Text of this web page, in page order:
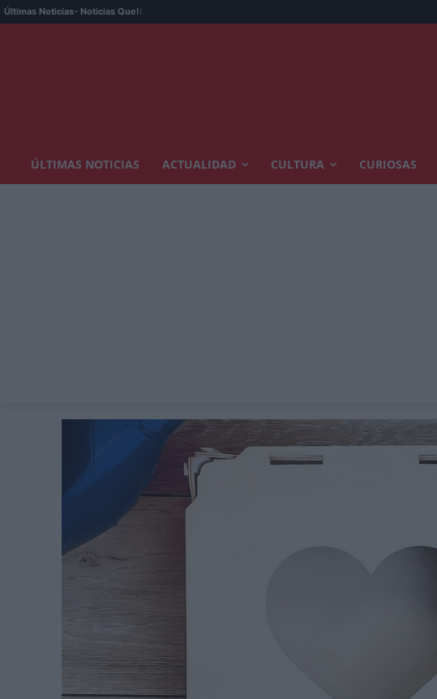
Últimas Noticias- Noticias Que!:
ÚLTIMAS NOTICIAS ACTUALIDAD CULTURA CURIOSAS